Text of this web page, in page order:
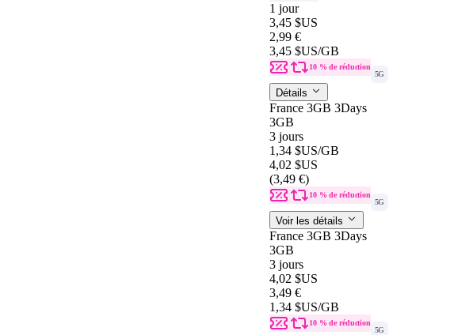
1 jour
3,45 $US
2,99 €
3,45 $US/GB
10 % de réduction
5G
Détails
France 3GB 3Days
3GB
3 jours
1,34 $US/GB
4,02 $US
(3,49 €)
10 % de réduction
5G
Voir les détails
France 3GB 3Days
3GB
3 jours
4,02 $US
3,49 €
1,34 $US/GB
10 % de réduction
5G